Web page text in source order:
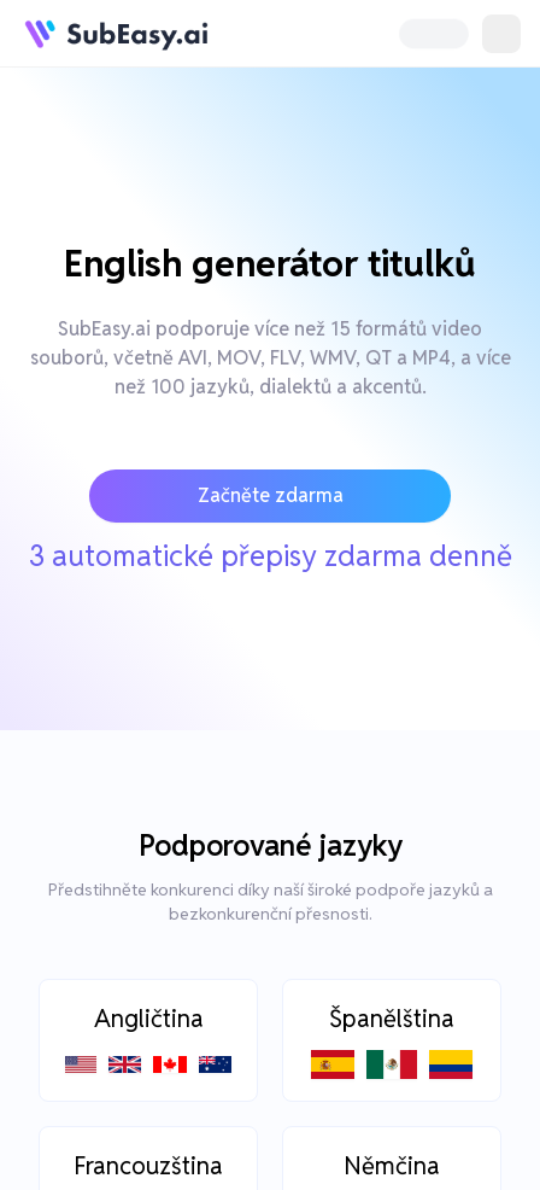
English generátor titulků
SubEasy.ai podporuje více než 15 formátů video
souborů, včetně AVI, MOV, FLV, WMV, QT a MP4, a více
než 100 jazyků, dialektů a akcentů.
Začněte zdarma
3 automatické přepisy zdarma denně
Podporované jazyky
Předstihněte konkurenci díky naší široké podpoře jazyků a
bezkonkurenční přesnosti.
Angličtina Španělština
Francouzština Němčina